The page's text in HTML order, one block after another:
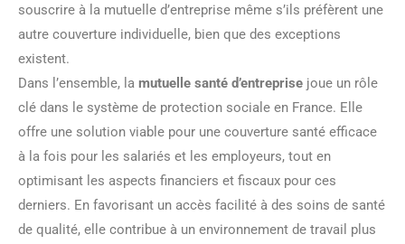
souscrire à la mutuelle d’entreprise même s’ils préfèrent une
autre couverture individuelle, bien que des exceptions
existent.
Dans l’ensemble, la mutuelle santé d’entreprise joue un rôle
clé dans le système de protection sociale en France. Elle
offre une solution viable pour une couverture santé efficace
à la fois pour les salariés et les employeurs, tout en
optimisant les aspects financiers et fiscaux pour ces
derniers. En favorisant un accès facilité à des soins de santé
de qualité, elle contribue à un environnement de travail plus